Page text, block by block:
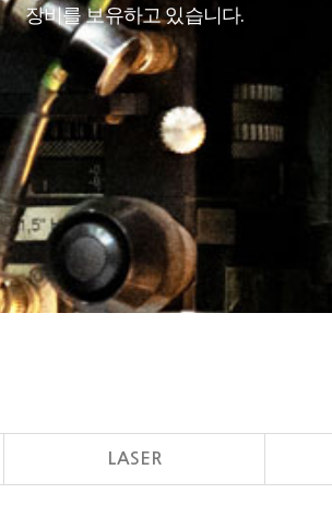
장비를 보유하고 있습니다.
LASER